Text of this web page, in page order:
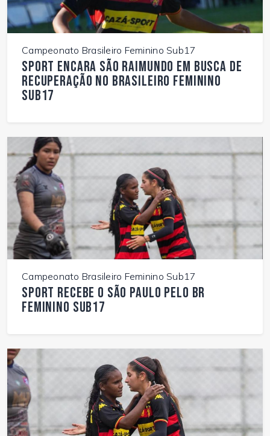
Campeonato Brasileiro Feminino Sub17
Sport encara São Raimundo em busca de
recuperação no Brasileiro Feminino
Sub17
Campeonato Brasileiro Feminino Sub17
Sport recebe o São Paulo pelo BR
Feminino Sub17